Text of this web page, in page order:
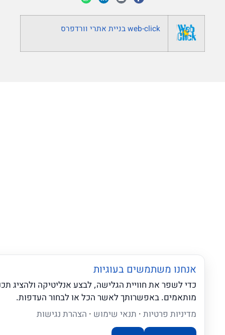
web-clickבניית אתרי וורדפרס
אנחנו משתמשים בעוגיות
כדי לשפר את חוויית הגלישה, לבצע אנליטיקה ולהציג תכנים
מותאמים. באפשרותך לאשר הכל או לבחור העדפות.
מדיניות פרטיות·תנאי שימוש·הצהרת נגישות